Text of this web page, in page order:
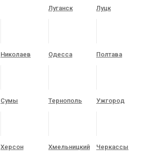
Луганск Луцк
Николаев Одесса Полтава
Сумы Тернополь Ужгород
Херсон Хмельницкий Черкассы